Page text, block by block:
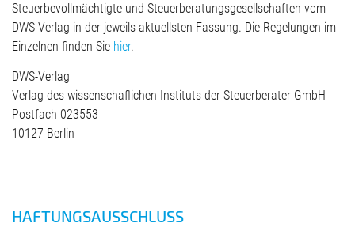
Steuerbevollmächtigte und Steuerberatungsgesellschaften vom
DWS-Verlag in der jeweils aktuellsten Fassung. Die Regelungen im
Einzelnen finden Sie hier.
DWS-Verlag
Verlag des wissenschaflichen Instituts der Steuerberater GmbH
Postfach 023553
10127 Berlin
HAFTUNGSAUSSCHLUSS